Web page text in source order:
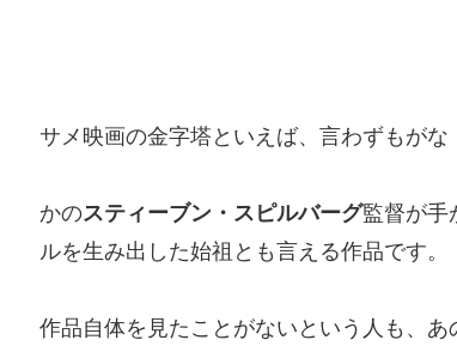
サメ映画の金字塔といえば、言わずもがな
かのスティーブン・スピルバーグ監督が手
ルを生み出した始祖とも言える作品です。
作品自体を見たことがないという人も、あ